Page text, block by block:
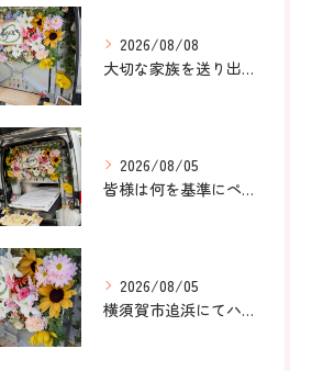
2026/08/08
大切な家族を送り出すお手伝いをしました。
2026/08/05
皆様は何を基準にペット葬儀社を選びますか？
2026/08/05
横須賀市追浜にてハムスターのみかんちゃんのペット火葬のお手伝...